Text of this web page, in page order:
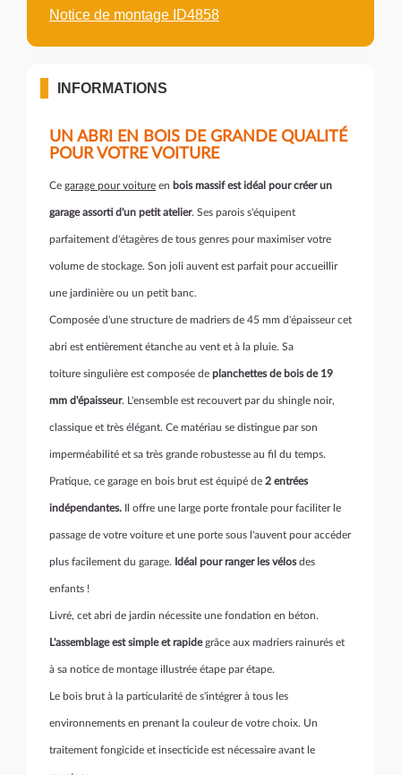
Notice de montage ID4858
INFORMATIONS
UN ABRI EN BOIS DE GRANDE QUALITÉ
POUR VOTRE VOITURE
Ce garage pour voiture en bois massif est idéal pour créer un
garage assorti d'un petit atelier. Ses parois s'équipent
parfaitement d'étagères de tous genres pour maximiser votre
volume de stockage. Son joli auvent est parfait pour accueillir
une jardinière ou un petit banc.
Composée d'une structure de madriers de 45 mm d'épaisseur cet
abri est entièrement étanche au vent et à la pluie. Sa
toiture singulière est composée de planchettes de bois de 19
mm d'épaisseur. L'ensemble est recouvert par du shingle noir,
classique et très élégant. Ce matériau se distingue par son
imperméabilité et sa très grande robustesse au fil du temps.
Pratique, ce garage en bois brut est équipé de 2 entrées
indépendantes. Il offre une large porte frontale pour faciliter le
passage de votre voiture et une porte sous l'auvent pour accéder
plus facilement du garage. Idéal pour ranger les vélosdes
enfants !
Livré, cet abri de jardin nécessite une fondation en béton.
L'assemblage est simple et rapidegrâce aux madriers rainurés et
à sa notice de montage illustrée étape par étape.
Le bois brut à la particularité de s'intégrer à tous les
environnements en prenant la couleur de votre choix. Un
traitement fongicide et insecticide est nécessaire avant le